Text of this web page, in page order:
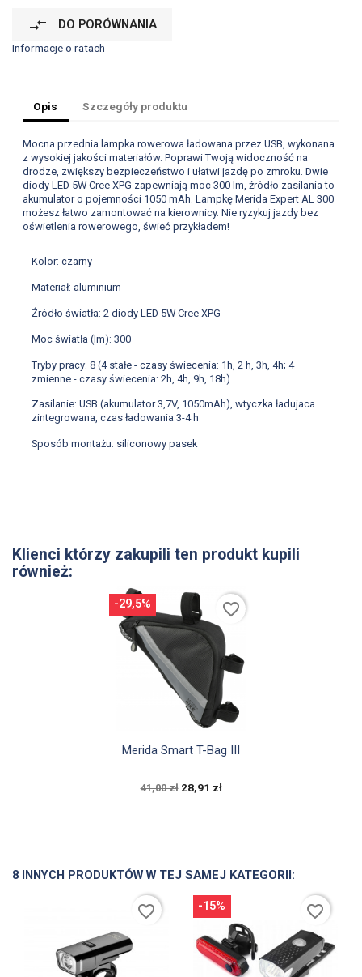
compare_arrows DO PORÓWNANIA
Informacje o ratach
Opis Szczegóły produktu
Mocna przednia lampka rowerowa ładowana przez USB, wykonana
z wysokiej jakości materiałów. Poprawi Twoją widoczność na
drodze, zwiększy bezpieczeństwo i ułatwi jazdę po zmroku. Dwie
diody LED 5W Cree XPG zapewniają moc 300 lm, źródło zasilania to
akumulator o pojemności 1050 mAh. Lampkę Merida Expert AL 300
możesz łatwo zamontować na kierownicy. Nie ryzykuj jazdy bez
oświetlenia rowerowego, świeć przykładem!
Kolor: czarny
Materiał: aluminium
Źródło światła: 2 diody LED 5W Cree XPG
Moc światła (lm): 300
Tryby pracy: 8 (4 stałe - czasy świecenia: 1h, 2 h, 3h, 4h; 4
zmienne - czasy świecenia: 2h, 4h, 9h, 18h)
Zasilanie: USB (akumulator 3,7V, 1050mAh), wtyczka ładujaca
zintegrowana, czas ładowania 3-4 h
Sposób montażu: siliconowy pasek
Klienci którzy zakupili ten produkt kupili
również:
Szybki podgląd
Merida Smart T-Bag III
41,00 zł 28,91 zł
-29,5% favorite_border
8 INNYCH PRODUKTÓW W TEJ SAMEJ KATEGORII:
favorite_border -15% favorite_border